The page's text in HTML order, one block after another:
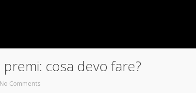
cosa devo fare?
No Comments